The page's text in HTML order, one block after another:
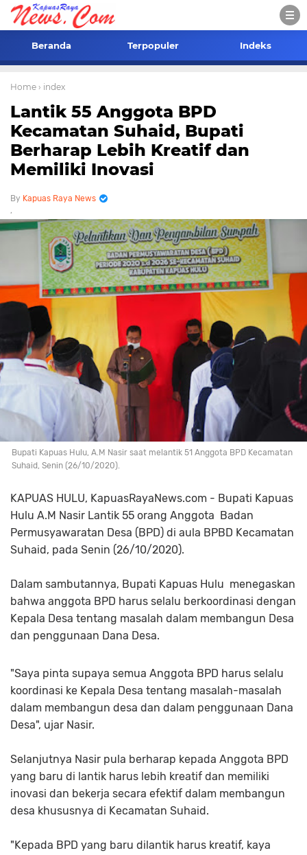
Beranda Terpopuler Indeks
Home › index
Lantik 55 Anggota BPD
Kecamatan Suhaid, Bupati
Berharap Lebih Kreatif dan
Memiliki Inovasi
Kapuas Raya News
Bupati Kapuas Hulu, A.M Nasir saat melantik 51 Anggota BPD Kecamatan
Suhaid, Senin (26/10/2020).
KAPUAS HULU, KapuasRayaNews.com - Bupati Kapuas
Hulu A.M Nasir Lantik 55 orang Anggota Badan
Permusyawaratan Desa (BPD) di aula BPBD Kecamatan
Suhaid, pada Senin (26/10/2020).
Dalam sambutannya, Bupati Kapuas Hulu menegaskan
bahwa anggota BPD harus selalu berkoordinasi dengan
Kepala Desa tentang masalah dalam membangun Desa
dan penggunaan Dana Desa.
"Saya pinta supaya semua Anggota BPD harus selalu
koordinasi ke Kepala Desa tentang masalah-masalah
dalam membangun desa dan dalam penggunaan Dana
Desa", ujar Nasir.
Selanjutnya Nasir pula berharap kepada Anggota BPD
yang baru di lantik harus lebih kreatif dan memiliki
inovasi dan bekerja secara efektif dalam membangun
desa khususnya di Kecamatan Suhaid.
"Kepada BPD yang baru dilantik harus kreatif, kaya